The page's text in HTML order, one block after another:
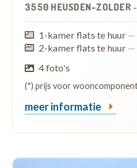
3550 HEUSDEN-ZOLDER -
1-kamer flats te huur —
2-kamer flats te huur —
4 foto's
(*) prijs voor
meer informatie